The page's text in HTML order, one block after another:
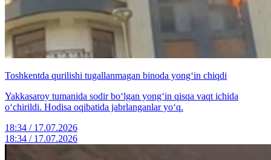
Toshkentda qurilishi tugallanmagan binoda yong‘in chiqdi
Yakkasaroy tumanida sodir bo‘lgan yong‘in qisqa vaqt ichida
o‘chirildi. Hodisa oqibatida jabrlanganlar yo‘q.
18:34 / 17.07.2026
18:34 / 17.07.2026